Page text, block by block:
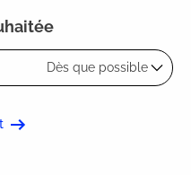
Dès que possible